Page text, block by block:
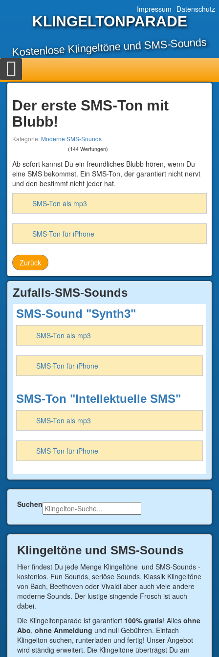
Impressum Datenschutz
KLINGELTONPARADE
Kostenlose Klingeltöne und SMS-Sounds
Der erste SMS-Ton mit
Blubb!
Kategorie: Moderne SMS-Sounds
(144 Wertungen)
Ab sofort kannst Du ein freundliches Blubb hören, wenn Du
eine SMS bekommst. Ein SMS-Ton, der garantiert nicht nervt
und den bestimmt nicht jeder hat.
SMS-Ton als mp3
SMS-Ton für iPhone
Zurück
Zufalls-SMS-Sounds
SMS-Sound "Synth3"
SMS-Ton als mp3
SMS-Ton für iPhone
SMS-Ton "Intellektuelle SMS"
SMS-Ton als mp3
SMS-Ton für iPhone
Suchen
Klingeltöne und SMS-Sounds
Hier findest Du jede Menge Klingeltöne und SMS-Sounds -
kostenlos. Fun Sounds, seriöse Sounds, Klassik Klingeltöne
von Bach, Beethoven oder Vivaldi aber auch viele andere
moderne Sounds. Der lustige singende Frosch ist auch
dabei.
Die Klingeltonparade ist garantiert 100% gratis! Alles ohne
Abo, ohne Anmeldung und null Gebühren. Einfach
Klingelton suchen, runterladen und fertig! Unser Angebot
wird ständig erweitert. Die Klingeltöne überträgst Du am